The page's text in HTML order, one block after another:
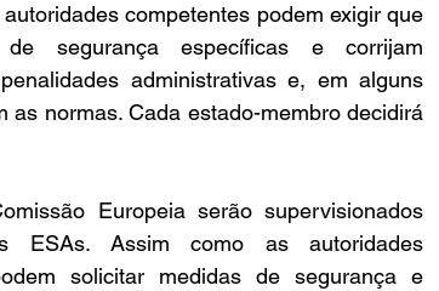
competentes podem exigir que
segurança específicas e corrijam
administrativas e, em alguns
normas. Cada estado-membro decidirá
Europeia serão supervisionados
ESAs. Assim como as autoridades
solicitar medidas de segurança e